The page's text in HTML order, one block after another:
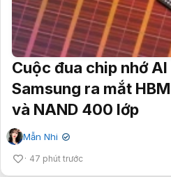
Cuộc đua chip nhớ
Samsung ra mắt
và NAND 400 lớp
Mẫn Nhi ✔
47 phút trước